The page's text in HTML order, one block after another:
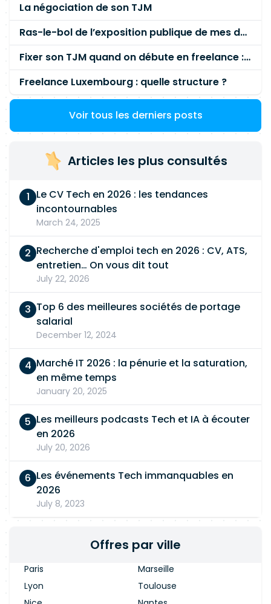
La négociation de son TJM
Ras-le-bol de l’exposition publique de mes données personnelles liées à mon entreprise
Fixer son TJM quand on débute en freelance : la méthode mathématique (et pas au feeling) 🛑
Freelance Luxembourg : quelle structure ?
Voir tous les derniers posts
Articles les plus consultés
Le CV Tech en 2026 : les tendances
incontournables
March 24, 2025
Recherche d'emploi tech en 2026 : CV, ATS,
entretien… On vous dit tout
July 22, 2026
Top 6 des meilleures sociétés de portage
salarial
December 12, 2024
Marché IT 2026 : la pénurie et la saturation,
en même temps
January 20, 2025
Les meilleurs podcasts Tech et IA à écouter
en 2026
July 20, 2026
Les événements Tech immanquables en
2026
July 8, 2023
Offres par ville
Paris
Marseille
Lyon
Toulouse